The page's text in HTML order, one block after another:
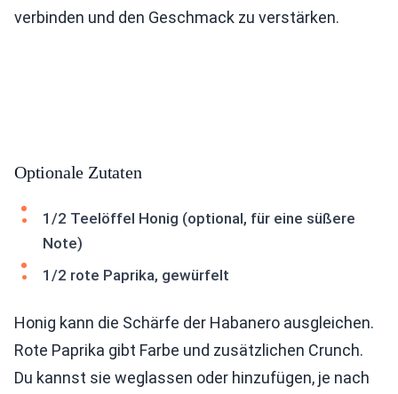
verbinden und den Geschmack zu verstärken.
Optionale Zutaten
1/2 Teelöffel Honig (optional, für eine süßere
Note)
1/2 rote Paprika, gewürfelt
Honig kann die Schärfe der Habanero ausgleichen.
Rote Paprika gibt Farbe und zusätzlichen Crunch.
Du kannst sie weglassen oder hinzufügen, je nach